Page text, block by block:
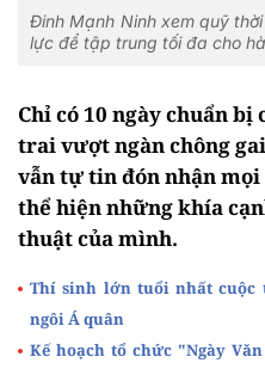
Đinh Mạnh Ninh xem quỹ
lực để tập trung tối đa cho
Chỉ có 10 ngày chuẩn
trai vượt ngàn chông
vẫn tự tin đón nhận mọi
thể hiện những khía
thuật của mình.
Thí sinh lớn tuổi nhất cuộc
ngôi Á quân
Kế hoạch tổ chức "Ngày